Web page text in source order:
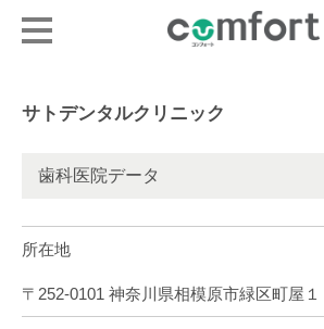
サトデンタルクリニック
歯科医院データ
所在地
〒252-0101 神奈川県相模原市緑区町屋１